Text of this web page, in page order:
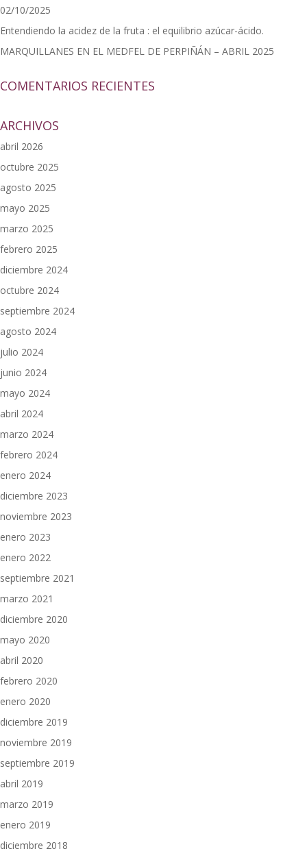
02/10/2025
Entendiendo la acidez de la fruta : el equilibrio azúcar-ácido.
MARQUILLANES EN EL MEDFEL DE PERPIÑÁN – ABRIL 2025
COMENTARIOS RECIENTES
ARCHIVOS
abril 2026
octubre 2025
agosto 2025
mayo 2025
marzo 2025
febrero 2025
diciembre 2024
octubre 2024
septiembre 2024
agosto 2024
julio 2024
junio 2024
mayo 2024
abril 2024
marzo 2024
febrero 2024
enero 2024
diciembre 2023
noviembre 2023
enero 2023
enero 2022
septiembre 2021
marzo 2021
diciembre 2020
mayo 2020
abril 2020
febrero 2020
enero 2020
diciembre 2019
noviembre 2019
septiembre 2019
abril 2019
marzo 2019
enero 2019
diciembre 2018